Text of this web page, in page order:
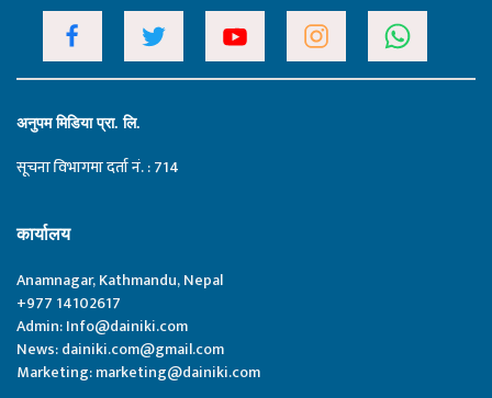
अनुपम मिडिया प्रा. लि.
सूचना विभागमा दर्ता नं. : 714
कार्यालय
Anamnagar, Kathmandu, Nepal
+977 14102617
Admin:Info@dainiki.com
News:dainiki.com@gmail.com
Marketing:marketing@dainiki.com